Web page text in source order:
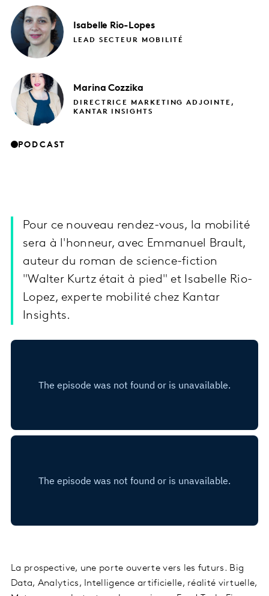
Isabelle Rio-Lopes
LEAD SECTEUR MOBILITÉ
Marina Cozzika
DIRECTRICE MARKETING ADJOINTE,
KANTAR INSIGHTS
PODCAST
Pour ce nouveau rendez-vous, la mobilité
sera à l'honneur, avec Emmanuel Brault,
auteur du roman de science-fiction
"Walter Kurtz était à pied" et Isabelle Rio-
Lopez, experte mobilité chez Kantar
Insights.
La prospective, une porte ouverte vers les futurs. Big
Data, Analytics, Intelligence artificielle, réalité virtuelle,